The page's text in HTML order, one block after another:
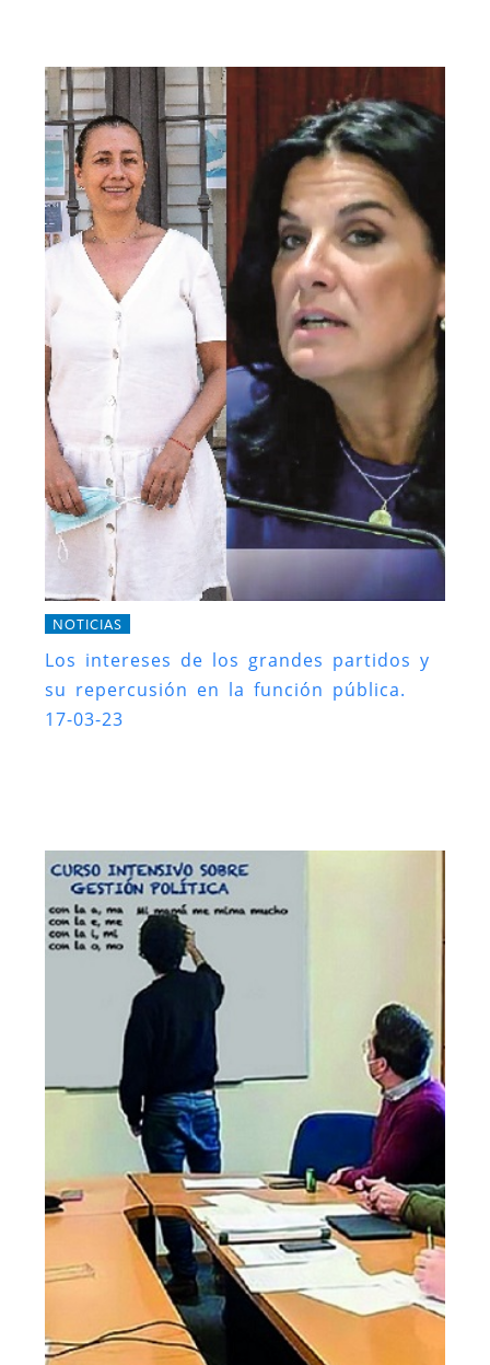
NOTICIAS
Los intereses de los grandes partidos y
su repercusión en la función pública.
17-03-23